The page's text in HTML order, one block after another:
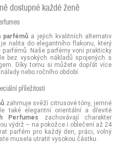
dostupné každé ženě
parfémů a jejich kvalitních alternativ
nalita do elegantního flakonu, který
Naše parfémy voní prakticky
bez vysokých nákladů spojených s
Díky tomu si můžete dopřát více
nebo ročního období.
příležitosti
zahrnuje svěží citrusové tóny, jemné
také elegantní orientální a dřevité
Perfumes zachovávají charakter
výdrž – na pokožce i oblečení až 24
parfém pro každý den, práci, volný
musela utratit vysokou částku.